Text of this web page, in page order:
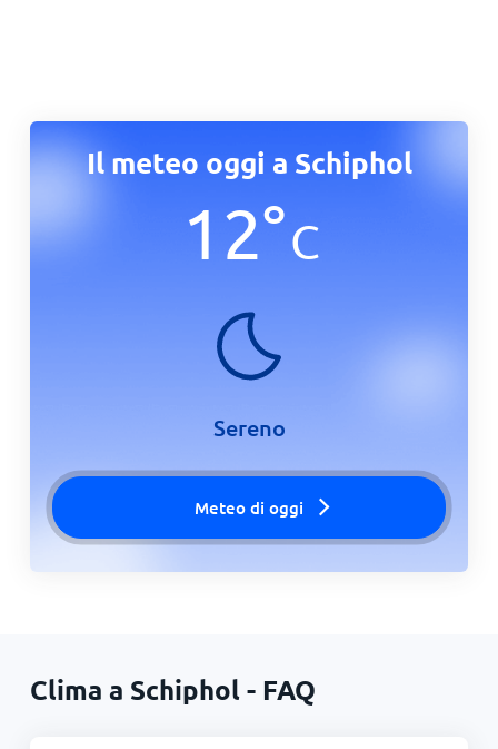
Il meteo oggi a Schiphol
12°C
Sereno
Meteo di oggi
Clima a Schiphol - FAQ